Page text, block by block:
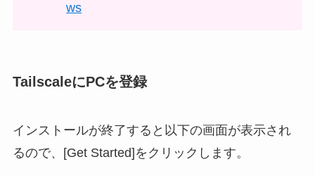
ws
TailscaleにPCを登録
インストールが終了すると以下の画⾯が表示され
るので、[Get Started]をクリックします。